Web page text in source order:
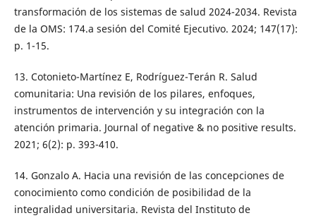
transformación de los sistemas de salud 2024-2034. Revista
de la OMS: 174.a sesión del Comité Ejecutivo. 2024; 147(17):
p. 1-15.
13. Cotonieto-Martínez E, Rodríguez-Terán R. Salud
comunitaria: Una revisión de los pilares, enfoques,
instrumentos de intervención y su integración con la
atención primaria. Journal of negative & no positive results.
2021; 6(2): p. 393-410.
14. Gonzalo A. Hacia una revisión de las concepciones de
conocimiento como condición de posibilidad de la
integralidad universitaria. Revista del Instituto de